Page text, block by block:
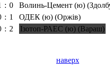
: 0
Волинь-Цемент (ю)
: 1
ОДЕК (ю) (Оржів)
: 2 Ізотоп-РАЕС (ю) (Вараш)
наверх